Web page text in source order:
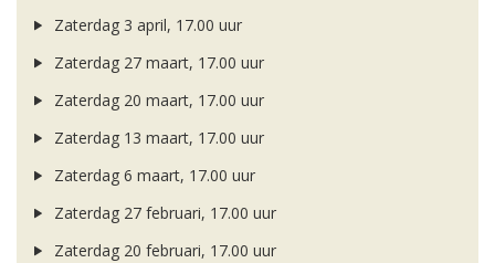
Zaterdag 3 april, 17.00 uur
Zaterdag 27 maart, 17.00 uur
Zaterdag 20 maart, 17.00 uur
Zaterdag 13 maart, 17.00 uur
Zaterdag 6 maart, 17.00 uur
Zaterdag 27 februari, 17.00 uur
Zaterdag 20 februari, 17.00 uur